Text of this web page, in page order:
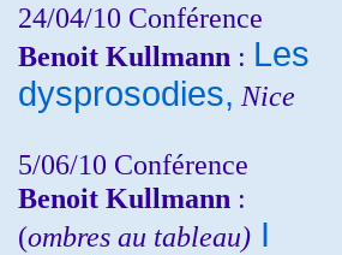
24/04/10 Conférence
Benoit Kullmann : Les
dysprosodies, Nice
5/06/10 Conférence
Benoit Kullmann :
(ombres au tableau) I